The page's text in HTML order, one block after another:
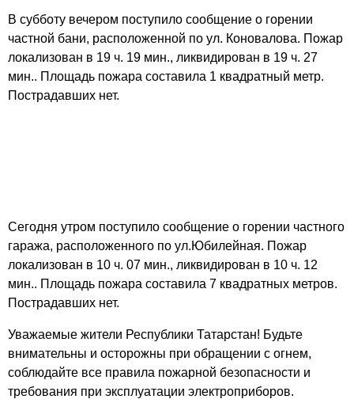
В субботу вечером поступило сообщение о горении
частной бани, расположенной по ул. Коновалова. Пожар
локализован в 19 ч. 19 мин., ликвидирован в 19 ч. 27
мин.. Площадь пожара составила 1 квадратный метр.
Пострадавших нет.
Сегодня утром поступило сообщение о горении частного
гаража, расположенного по ул.Юбилейная. Пожар
локализован в 10 ч. 07 мин., ликвидирован в 10 ч. 12
мин.. Площадь пожара составила 7 квадратных метров.
Пострадавших нет.
Уважаемые жители Республики Татарстан! Будьте
внимательны и осторожны при обращении с огнем,
соблюдайте все правила пожарной безопасности и
требования при эксплуатации электроприборов.